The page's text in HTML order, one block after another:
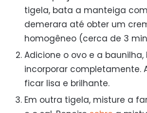
tigela, bata a manteiga
demerara até obter um
homogêneo (cerca de 3
Adicione o ovo e a
incorporar completamente.
ficar lisa e brilhante.
Em outra tigela, misture a